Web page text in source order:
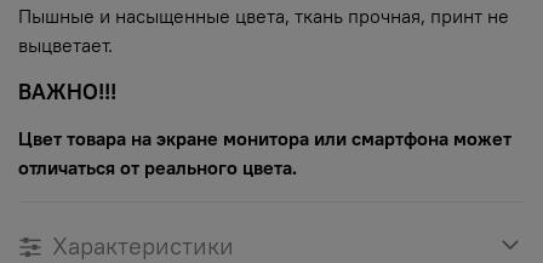
Пышные и насыщенные цвета, ткань прочная, принт не
выцветает.
ВАЖНО!!!
Цвет товара на экране монитора или смартфона может
отличаться от реального цвета.
Характеристики